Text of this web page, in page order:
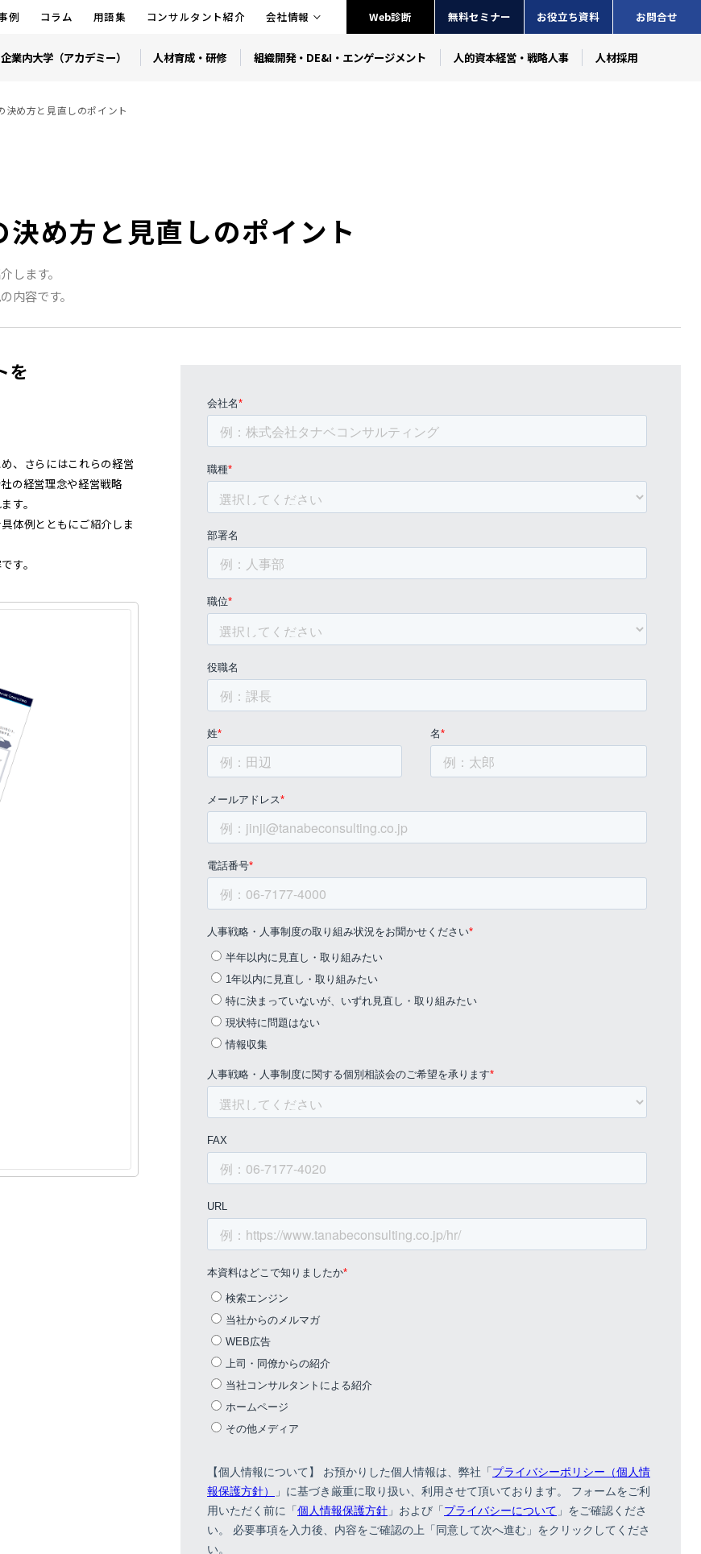
例 コラム 用語集 コンサルタント紹介 会社情報 Web診断 無料セミナー お役立ち資料 お問合せ
企業内大学（アカデミー） 人材育成・研修 組織開発・DE&I・エンゲージメント 人的資本経営・戦略人事 人材採用
決め方と見直しのポイント
め方と見直しのポイント
します。
内容です。
を
、さらにはこれらの経営
の経営理念や経営戦略
す。
体例とともにご紹介しま
す。